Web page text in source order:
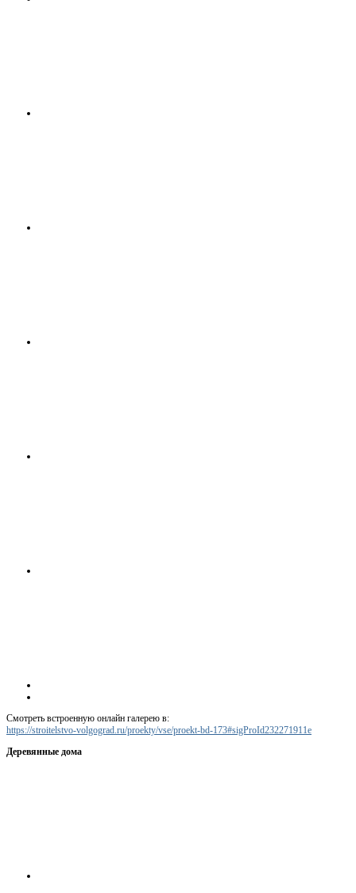
Смотреть встроенную онлайн галерею в:
https://stroitelstvo-volgograd.ru/proekty/vse/proekt-bd-173#sigProId232271911e
Деревянные дома